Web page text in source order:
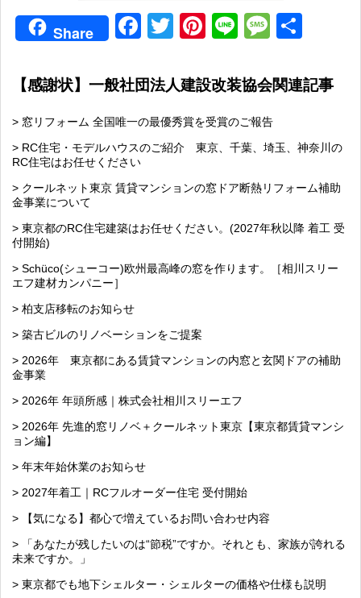
Share Facebook
TwitterPinterest
Line
【感謝状】一般社団法人建設改装協会関連記事
> 窓リフォーム 全国唯一の最優秀賞を受賞のご報告
> RC住宅・モデルハウスのご紹介 東京、千葉、埼玉、神奈川の
RC住宅はお任せください
> クールネット東京 賃貸マンションの窓ドア断熱リフォーム補助
金事業について
> 東京都のRC住宅建築はお任せください。(2027年秋以降 着工 受
付開始)
> Schüco(シューコー)欧州最高峰の窓を作ります。［相川スリー
エフ建材カンパニー］
> 柏支店移転のお知らせ
> 築古ビルのリノベーションをご提案
> 2026年 東京都にある賃貸マンションの内窓と玄関ドアの補助
金事業
> 2026年 年頭所感｜株式会社相川スリーエフ
> 2026年 先進的窓リノベ＋クールネット東京【東京都賃貸マンシ
ョン編】
> 年末年始休業のお知らせ
> 2027年着工｜RCフルオーダー住宅 受付開始
> 【気になる】都心で増えているお問い合わせ内容
> 「あなたが残したいのは“節税”ですか。それとも、家族が誇れる
未来ですか。」
> 東京都でも地下シェルター・シェルターの価格や仕様も説明